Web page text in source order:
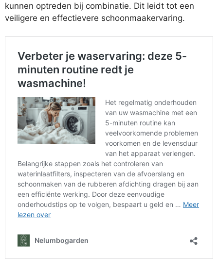
kunnen optreden bij combinatie. Dit leidt tot een
veiligere en effectievere schoonmaakervaring.